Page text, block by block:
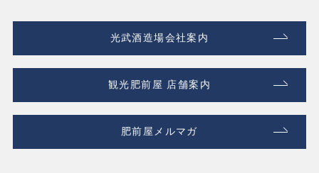
光武酒造場会社案内
観光肥前屋 店舗案内
肥前屋メルマガ